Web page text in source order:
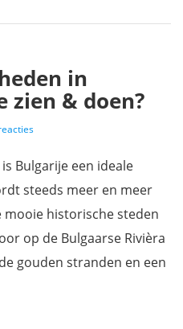
in
zien & doen?
Bulgarije een ideale
steeds meer en meer
mooie historische steden
op de Bulgaarse Rivièra
gouden stranden en een